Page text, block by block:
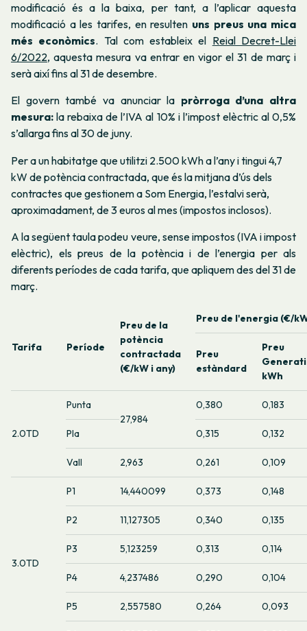
modificació és a la baixa, per tant, a l’aplicar aquesta
modificació a les tarifes, en resulten uns preus una mica
més econòmics. Tal com estableix el Reial Decret-Llei
6/2022, aquesta mesura va entrar en vigor el 31 de març i
serà així fins al 31 de desembre.
El govern també va anunciar la pròrroga d’una altra
mesura: la rebaixa de l’IVA al 10% i l’impost elèctric al 0,5%
s’allarga fins al 30 de juny.
Per a un habitatge que utilitzi 2.500 kWh a l’any i tingui 4,7
kW de potència contractada, que és la mitjana d’ús dels
contractes que gestionem a Som Energia, l’estalvi serà,
aproximadament, de 3 euros al mes (impostos inclosos).
A la següent taula podeu veure, sense impostos (IVA i impost
elèctric), els preus de la potència i de l’energia per als
diferents períodes de cada tarifa, que apliquem des del 31 de
març.
Tarifa Període
Preu de la
potència
contractada
(€/kW i any)
Preu de l'energia (€/
Preu
estàndard
Preu
kWh
2.0TD
Punta
27,984
0,380 0,183
Pla 0,315 0,132
Vall 2,963 0,261 0,109
3.0TD
P1 14,440099 0,373 0,148
P2 11,127305 0,340 0,135
P3 5,123259 0,313 0,114
P4 4,237486 0,290 0,104
P5 2,557580 0,264 0,093